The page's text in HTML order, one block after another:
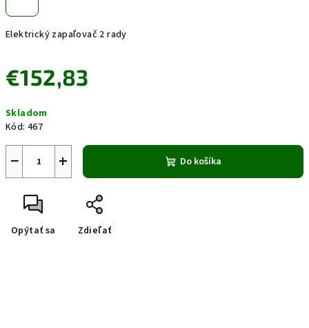
Elektrický zapaľovač 2 rady
€152,83
cena:
Skladom
Kód: 467
+
− Do košíka
Opýtať sa Zdieľať